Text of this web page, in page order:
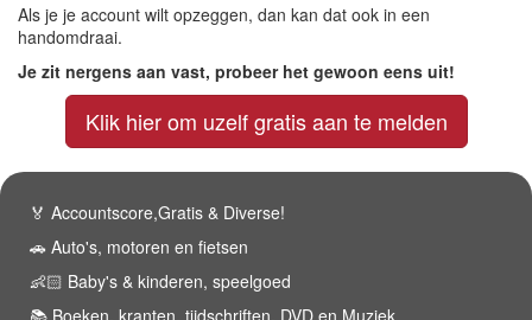
Als je je account wilt opzeggen, dan kan dat ook in een
handomdraai.
Je zit nergens aan vast, probeer het gewoon eens uit!
Klik hier om uzelf gratis aan te melden
🏅 Accountscore,Gratis & Diverse!
🚗 Auto's, motoren en fietsen
👶🏻 Baby's & kinderen, speelgoed
📚 Boeken, kranten, tijdschriften, DVD en Muziek